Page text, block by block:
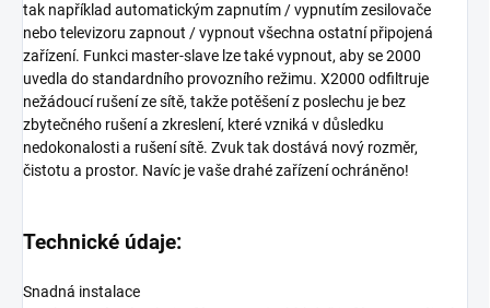
tak například automatickým zapnutím / vypnutím zesilovače
nebo televizoru zapnout / vypnout všechna ostatní připojená
zařízení. Funkci master-slave lze také vypnout, aby se 2000
uvedla do standardního provozního režimu. X2000 odfiltruje
nežádoucí rušení ze sítě, takže potěšení z poslechu je bez
zbytečného rušení a zkreslení, které vzniká v důsledku
nedokonalosti a rušení sítě. Zvuk tak dostává nový rozměr,
čistotu a prostor. Navíc je vaše drahé zařízení ochráněno!
Technické údaje:
Snadná instalace